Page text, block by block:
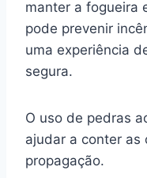
manter a fogueira
pode prevenir
uma experiência
segura.
O uso de pedras
ajudar a conter as
propagação.